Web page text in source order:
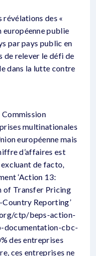
révélations des «
européenne publie
par pays public en
de relever le défi de
dans la lutte contre
multinationales
européenne mais
d’affaires est
de facto,
‘Action 13:
of Transfer Pricing
Reporting’
ctp/beps-action-
documentation-cbc-
des entreprises
ces entreprises ne